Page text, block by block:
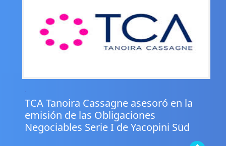
TCA Tanoira Cassagne asesoró en la
emisión de las Obligaciones
Negociables Serie I de Yacopini Süd